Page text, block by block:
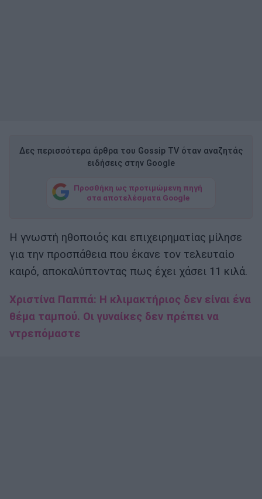
Δες περισσότερα άρθρα του Gossip TV όταν αναζητάς
ειδήσεις στην Google
Προσθήκη ως προτιμώμενη πηγή
στα αποτελέσματα Google
Η γνωστή ηθοποιός και επιχειρηματίας μίλησε
για την προσπάθεια που έκανε τον τελευταίο
καιρό, αποκαλύπτοντας πως έχει χάσει 11 κιλά.
Χριστίνα Παππά: Η κλιμακτήριος δεν είναι ένα
θέμα ταμπού. Οι γυναίκες δεν πρέπει να
ντρεπόμαστε